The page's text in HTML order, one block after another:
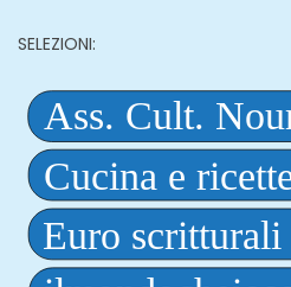
SELEZIONI: